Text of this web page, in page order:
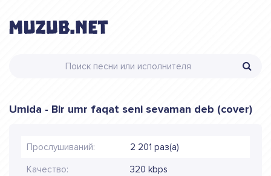
Umida - Bir umr faqat seni sevaman deb (cover)
Прослушиваний: 2 201 раз(а)
Качество: 320 kbps